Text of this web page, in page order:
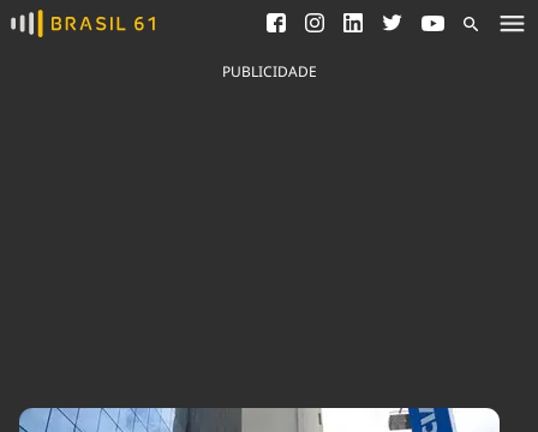
Ver todas as notícias
Saneamento
Indicadores
PUBLICIDADE